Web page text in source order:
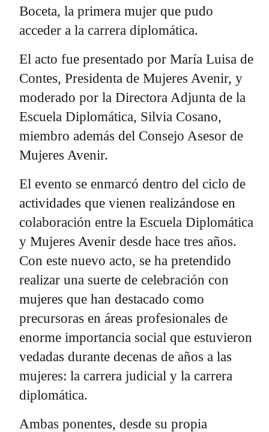
Boceta, la primera mujer que pudo
acceder a la carrera diplomática.
El acto fue presentado por María Luisa de
Contes, Presidenta de Mujeres Avenir, y
moderado por la Directora Adjunta de la
Escuela Diplomática, Silvia Cosano,
miembro además del Consejo Asesor de
Mujeres Avenir.
El evento se enmarcó dentro del ciclo de
actividades que vienen realizándose en
colaboración entre la Escuela Diplomática
y Mujeres Avenir desde hace tres años.
Con este nuevo acto, se ha pretendido
realizar una suerte de celebración con
mujeres que han destacado como
precursoras en áreas profesionales de
enorme importancia social que estuvieron
vedadas durante decenas de años a las
mujeres: la carrera judicial y la carrera
diplomática.
Ambas ponentes, desde su propia